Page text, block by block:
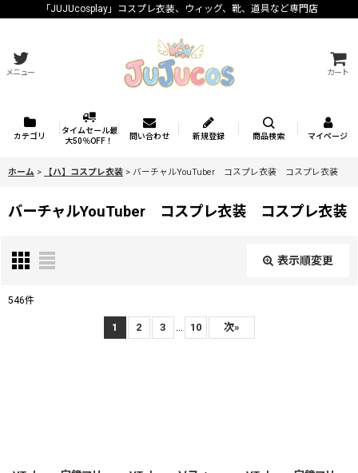
「JUJUcosplay」コスプレ衣装、ウィッグ、靴、道具など専門店
メニュー カート
カテゴリ
タイムセール最
大50％OFF！
問い合わせ 新規登録 商品検索 マイページ
ホーム > 【ハ】コスプレ衣装 > バーチャルYouTuber コスプレ衣装 コスプレ衣装
バーチャルYouTuber コスプレ衣装 コスプレ衣装
表示順変更
546件
1 2 3 10 次»